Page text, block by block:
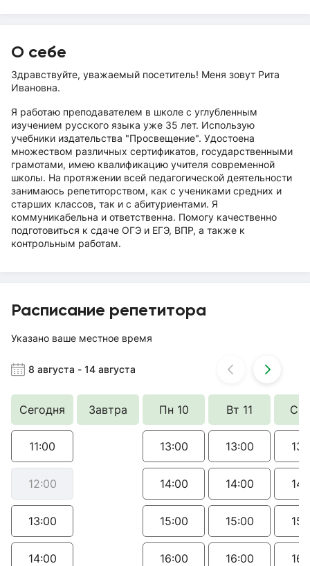
О себе
Здравствуйте, уважаемый посетитель! Меня зовут Рита
Ивановна.
Я работаю преподавателем в школе с углубленным
изучением русского языка уже 35 лет. Использую
учебники издательства "Просвещение". Удостоена
множеством различных сертификатов, государственными
грамотами, имею квалификацию учителя современной
школы. На протяжении всей педагогической деятельности
занимаюсь репетиторством, как с учениками средних и
старших классов, так и с абитуриентами. Я
коммуникабельна и ответственна. Помогу качественно
подготовиться к сдаче ОГЭ и ЕГЭ, ВПР, а также к
контрольным работам.
Расписание репетитора
Указано ваше местное время
8 августа - 14 августа
Сегодня Завтра Пн 10 Вт 11 Ср
11:00
12:00
13:00
14:00
13:00
14:00
15:00
16:00
13:00
14:00
15:00
16:00